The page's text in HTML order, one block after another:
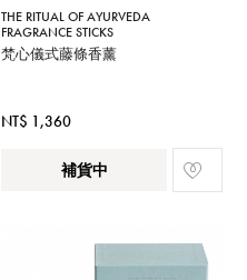
THE RITUAL OF AYURVEDA
FRAGRANCE STICKS
梵心儀式藤條香薰
NT$ 1,360
補貨中